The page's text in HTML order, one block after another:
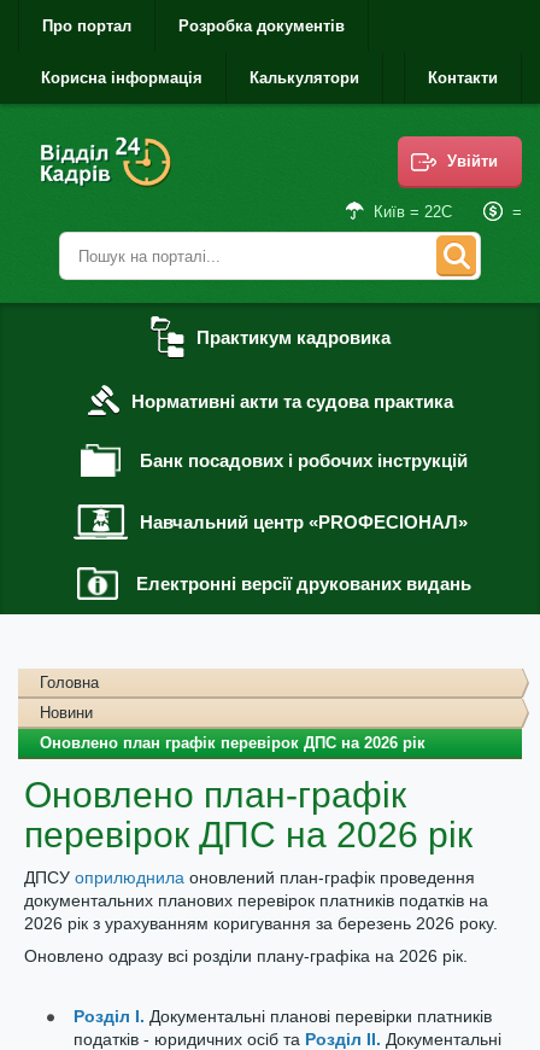
Про портал Розробка документів
Корисна інформація Калькулятори Контакти
Увійти
Київ = 22С =
Практикум кадровика
Нормативні акти та судова практика
Банк посадових і робочих інструкцій
Навчальний центр «PROФЕСІОНАЛ»
Електронні версії друкованих видань
Головна
Новини
Оновлено план графік перевірок ДПС на 2026 рік
Оновлено план-графік
перевірок ДПС на 2026 рік
ДПСУ оприлюднила оновлений план-графік проведення
документальних планових перевірок платників податків на
2026 рік з урахуванням коригування за березень 2026 року.
Оновлено одразу всі розділи плану-графіка на 2026 рік.
Розділ I. Документальні планові перевірки платників
податків - юридичних осіб та Розділ II. Документальні